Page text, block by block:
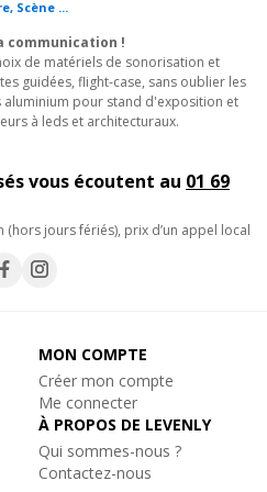
à vos sections de poutres.
Scène ...
communication !
de matériels de sonorisation et
guidées, flight-case, sans oublier les
aluminium pour stand d'exposition et
à leds et architecturaux.
vous écoutent au 01 69
(hors jours fériés), prix d’un appel local
MON COMPTE
Créer mon compte
Me connecter
À PROPOS DE LEVENLY
Qui sommes-nous ?
Contactez-nous